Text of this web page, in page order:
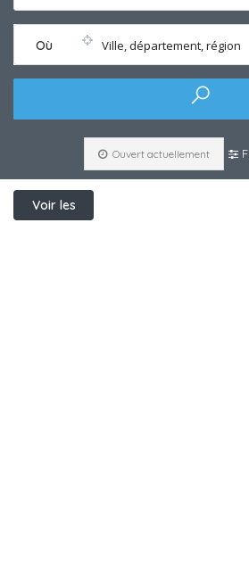
Où Ville, département, région
Ouvert actuellement
Voir les